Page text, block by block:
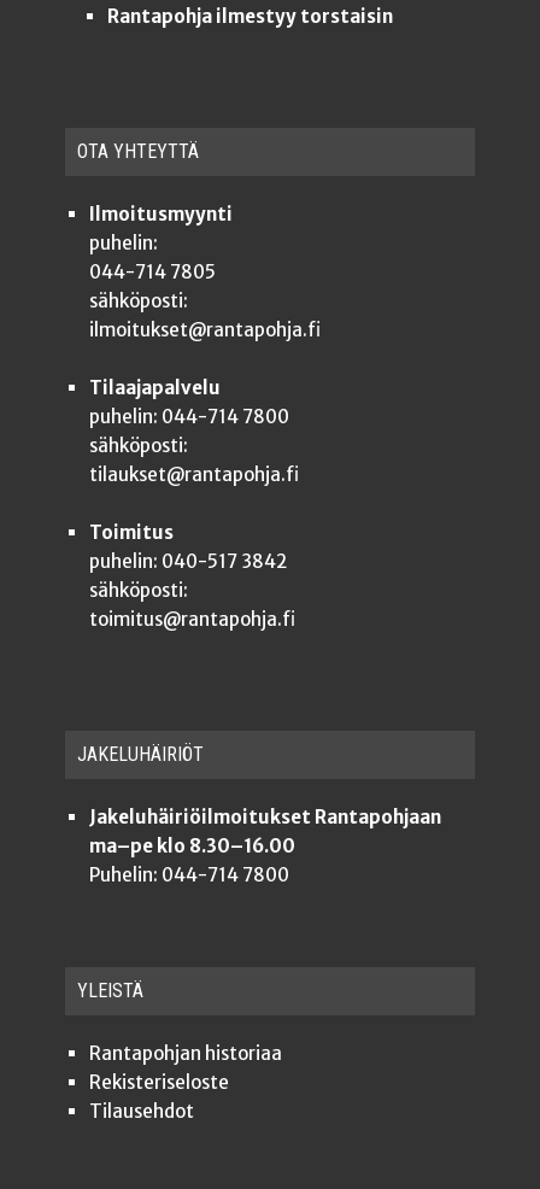
Rantapohja ilmestyy torstaisin
OTA YHTEYT­TÄ
Ilmoitusmyynti
puhelin:
044-714 7805
sähköposti:
ilmoitukset@rantapohja.fi
Tilaajapalvelu
puhelin: 044-714 7800
sähköposti:
tilaukset@rantapohja.fi
Toimitus
puhelin: 040-517 3842
sähköposti:
toimitus@rantapohja.fi
JAKE­LU­HÄI­RIÖT
Jakeluhäiriöilmoitukset Rantapohjaan
ma–pe klo 8.30–16.00
Puhelin: 044-714 7800
YLEISTÄ
Ran­ta­poh­jan historiaa
Rekis­te­ri­se­los­te
Tilauseh­dot